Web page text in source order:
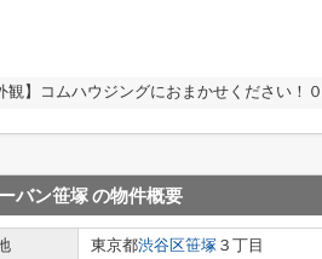
観】コムハウジングにおまかせください！
バン笹塚の物件概要
東京都渋谷区笹塚 ３丁目